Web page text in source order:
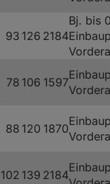
93 126 2184
Bj. bis
78 106 1597
88 120 1870
102 139 2184